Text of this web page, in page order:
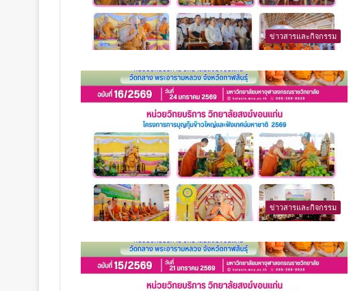
ข่าวสารและกิจกรรม
ข่าวสารและกิจกรรม